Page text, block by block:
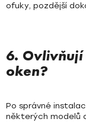
ofuky, pozdější
6.
oken?
Po správné
některých modelů